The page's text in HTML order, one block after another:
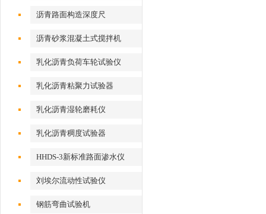
仪
沥青路面构造深度尺
沥青砂浆混凝土式搅拌机
乳化沥青负荷车轮试验仪
乳化沥青粘聚力试验器
乳化沥青湿轮磨耗仪
乳化沥青稠度试验器
HHDS-3新标准路面渗水仪
刘埃尔流动性试验仪
钢筋弯曲试验机